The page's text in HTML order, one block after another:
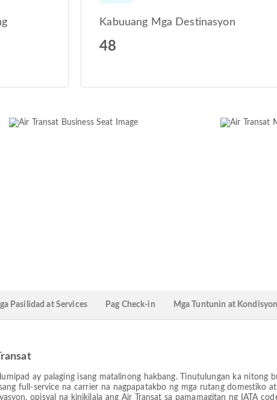
Kabuuang Mga Destinasyon
48
Pasilidad at Services Pag Check-in Mga Tuntunin at Kondisyon
ay palaging isang matalinong hakbang. Tinutulungan ka nitong
full-service na carrier na nagpapatakbo ng mga rutang domestiko
opisyal na kinikilala ang Air Transat sa pamamagitan ng IATA